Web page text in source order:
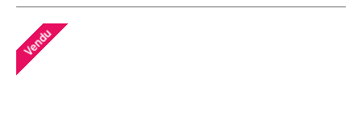
Vendu